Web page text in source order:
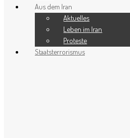
globalen
Share
Hinter jeder aufgedeckten
Lieferung von
weitverzweigtes, staatlich
abzielt, westliche Technologie in
Aus dem Iran
Aktuelles
Leben im Iran
Proteste
Staatsterrorismus